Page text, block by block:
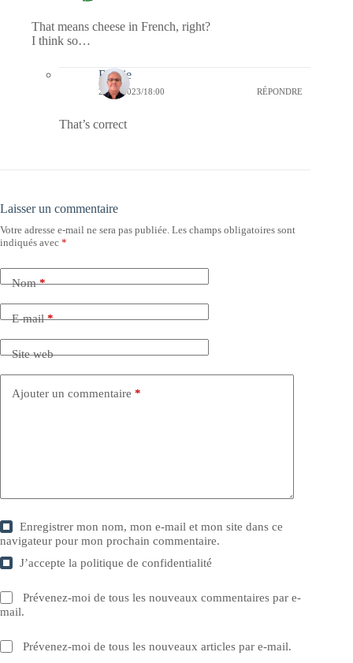
That means cheese in French, right?
I think so…
Bernie
28/12/2023/18:00 RÉPONDRE
That’s correct
Laisser un commentaire
Votre adresse e-mail ne sera pas publiée. Les champs obligatoires sont
indiqués avec *
Nom*
E-mail*
Site web
Ajouter un commentaire *
Enregistrer mon nom, mon e-mail et mon site dans ce
navigateur pour mon prochain commentaire.
J’accepte lapolitique de confidentialité
Prévenez-moi de tous les nouveaux commentaires par e-
mail.
Prévenez-moi de tous les nouveaux articles par e-mail.